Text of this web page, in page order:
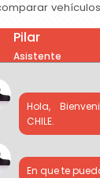
Pilar
Asistente
Hola,
CHILE.
En que te